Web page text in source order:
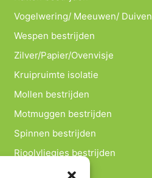
Vogelwering/ Meeuwen/ Duiven
Wespen bestrijden
Zilver/Papier/Ovenvisje
Kruipruimte isolatie
Mollen bestrijden
Motmuggen bestrijden
Spinnen bestrijden
Rioolvliegjes bestrijden